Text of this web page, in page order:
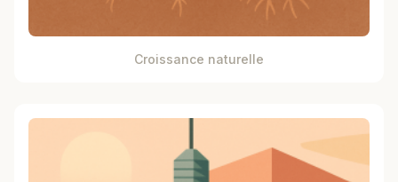
Croissance naturelle